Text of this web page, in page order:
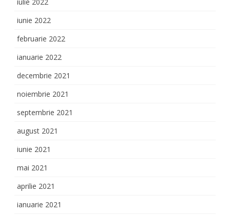
iulie 2022
iunie 2022
februarie 2022
ianuarie 2022
decembrie 2021
noiembrie 2021
septembrie 2021
august 2021
iunie 2021
mai 2021
aprilie 2021
ianuarie 2021